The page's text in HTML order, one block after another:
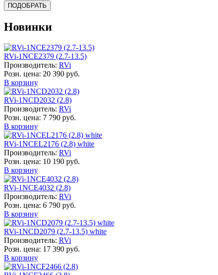
Новинки
RVi-1NCE2379 (2.7-13.5)
Производитель: RVi
Розн. цена: 20 390 руб.
В корзину
RVi-1NCD2032 (2.8)
Производитель: RVi
Розн. цена: 7 790 руб.
В корзину
RVi-1NCEL2176 (2.8) white
Производитель: RVi
Розн. цена: 10 190 руб.
В корзину
RVi-1NCE4032 (2.8)
Производитель: RVi
Розн. цена: 6 790 руб.
В корзину
RVi-1NCD2079 (2.7-13.5) white
Производитель: RVi
Розн. цена: 17 390 руб.
В корзину